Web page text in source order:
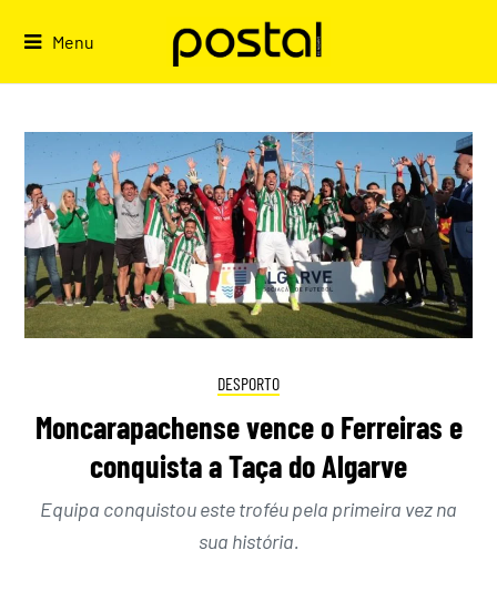
Menu
DESPORTO
Moncarapachense vence o Ferreiras e
conquista a Taça do Algarve
Equipa conquistou este troféu pela primeira vez na
sua história.